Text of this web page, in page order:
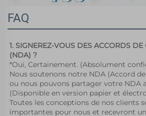
FAQ
1. SIGNEREZ-VOUS DES ACCORDS
(NDA) ?
*Oui, Certainement. (Absolument
Nous soutenons notre NDA (Accord
ou nous pouvons partager votre NDA
(Disponible en version papier et
Toutes les conceptions de nos clients